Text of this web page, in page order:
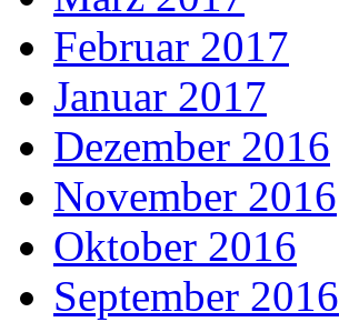
Februar 2017
Januar 2017
Dezember 2016
November 2016
Oktober 2016
September 2016